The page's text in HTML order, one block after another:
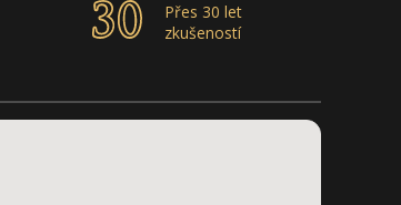
Přes 30 let
zkušeností